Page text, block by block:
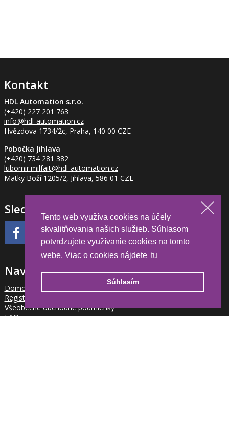
Tento web využíva cookies na účely
skvalitňovania našich služieb. Súhlasom
potvrdzujete využívanie cookies na tomto
webe. Viac o cookies nájdete tu
Súhlasím
Kontakt
HDL Automation s.r.o.
(+420) 227 201 763
info@hdl-automation.cz
Hvězdova 1734/2c, Praha, 140 00 CZE
Pobočka Jihlava
(+420) 734 281 382
lubomir.milfait@hdl-automation.cz
Matky Boží 1205/2, Jihlava, 586 01 CZE
Sledujte nás
Navigace
Domov
Registrácia partnera
Všeobecne obchodné podmienky
FAQ